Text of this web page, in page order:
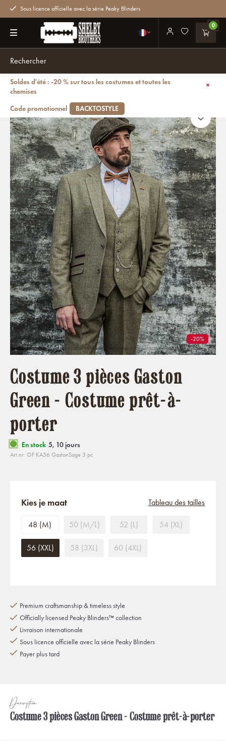
Sous licence officielle avec la série Peaky Blinders
0
Soldes d'été : -20 % sur tous les costumes et toutes les
chemises
Code promotionnel
BACKTOSTYLE
Retour
-20%
Costume 3 pièces Gaston
Green - Costume prêt-à-
porter
En stock 5, 10 jours
Art.nr: OF KA56 GastonSage 3 pc
Kies je maat
48 (M) 50 (M/L) 52 (L) 54 (XL)
56 (XXL) 58 (3XL) 60 (4XL)
Tableau des tailles
Premium craftsmanship & timeless style
Officially licensed Peaky Blinders™ collection
Livraison internationale
Sous licence officielle avec la série Peaky Blinders
Payer plus tard
Description
Costume 3 pièces Gaston Green - Costume prêt-à-porter